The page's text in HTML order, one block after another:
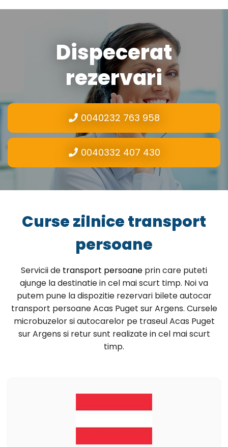
Dispecerat
rezervari
0040232 763 958
0040332 407 430
Curse zilnice transport
persoane
Servicii de transport persoane prin care puteti
ajunge la destinatie in cel mai scurt timp. Noi va
putem pune la dispozitie rezervari bilete autocar
transport persoane Acas Puget sur Argens. Cursele
microbuzelor si autocarelor pe traseul Acas Puget
sur Argens si retur sunt realizate in cel mai scurt
timp.